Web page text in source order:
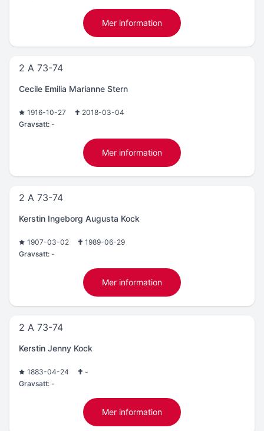
Mer information
2 A 73-74
Cecile Emilia Marianne Stern
1916-10-27
2018-03-04
Gravsatt: -
Mer information
2 A 73-74
Kerstin Ingeborg Augusta Kock
1907-03-02
1989-06-29
Gravsatt: -
Mer information
2 A 73-74
Kerstin Jenny Kock
1883-04-24
-
Gravsatt: -
Mer information